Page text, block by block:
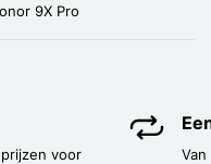
9X Pro
voor